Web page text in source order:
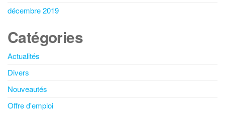
décembre 2019
Catégories
Actualités
Divers
Nouveautés
Offre d'emploi